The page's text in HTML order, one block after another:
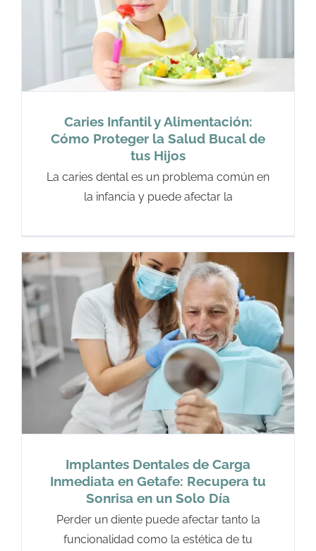
Caries Infantil y Alimentación:
Cómo Proteger la Salud Bucal de
tus Hijos
La caries dental es un problema común en
la infancia y puede afectar la
Implantes Dentales de Carga
Inmediata en Getafe: Recupera tu
Sonrisa en un Solo Día
Perder un diente puede afectar tanto la
funcionalidad como la estética de tu